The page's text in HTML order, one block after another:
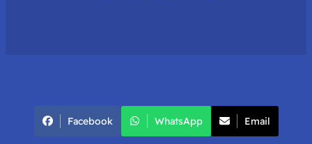
Facebook WhatsApp Email